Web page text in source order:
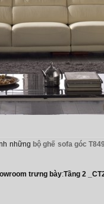
những bộ ghế sofa góc
trưng bày:Tầng 2